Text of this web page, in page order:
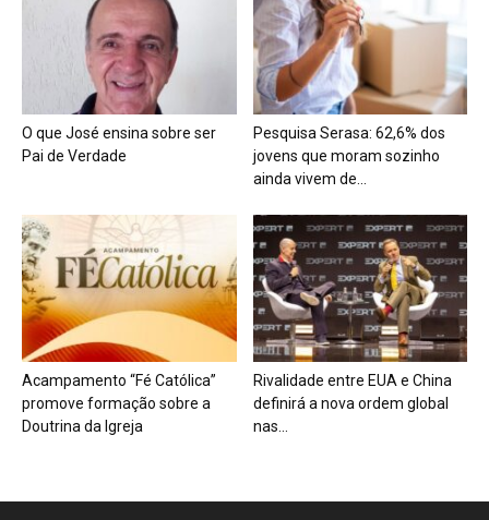
O que José ensina sobre ser
Pai de Verdade
Pesquisa Serasa: 62,6% dos
jovens que moram sozinho
ainda vivem de...
Acampamento “Fé Católica”
promove formação sobre a
Doutrina da Igreja
Rivalidade entre EUA e China
definirá a nova ordem global
nas...